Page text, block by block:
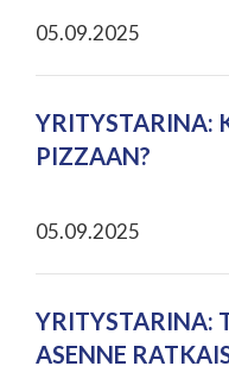
05.09.2025
YRITYSTARINA:
PIZZAAN?
05.09.2025
YRITYSTARINA:
ASENNE